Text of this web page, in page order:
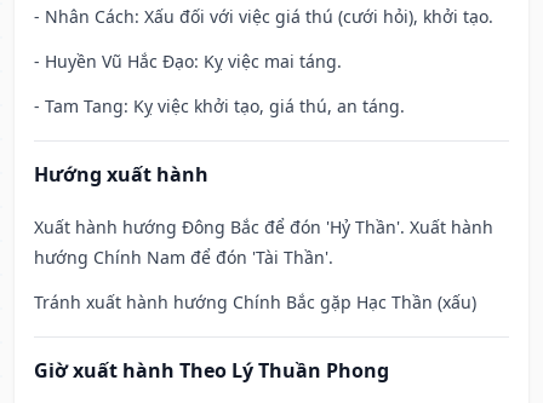
- Nhân Cách: Xấu đối với việc giá thú (cưới hỏi), khởi tạo.
- Huyền Vũ Hắc Đạo: Kỵ việc mai táng.
- Tam Tang: Kỵ việc khởi tạo, giá thú, an táng.
Hướng xuất hành
Xuất hành hướng Đông Bắc để đón 'Hỷ Thần'. Xuất hành
hướng Chính Nam để đón 'Tài Thần'.
Tránh xuất hành hướng Chính Bắc gặp Hạc Thần (xấu)
Giờ xuất hành Theo Lý Thuần Phong